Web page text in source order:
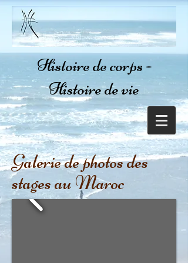
Histoire de corps -
Histoire de vie
Galerie de photos des
stages au Maroc